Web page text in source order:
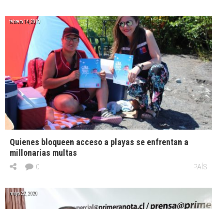
febrero 14, 2019
Quienes bloqueen acceso a playas se enfrentan a
millonarias multas
PAÍS
0
mayo 22, 2020